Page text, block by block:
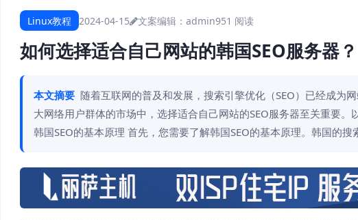
Linux教程 2024-04-15 文案编辑：admin951 阅读
如何选择适合自己网站的韩国SEO服务器？
本文摘要 随着互联网的普及和发展，搜索引擎优化（SEO）已经成为
大网络用户群体的市场中，选择适合自己网站的SEO服务器至关重要
韩国SEO的基本原理 首先，您需要了解韩国SEO的基本原理。韩国的搜